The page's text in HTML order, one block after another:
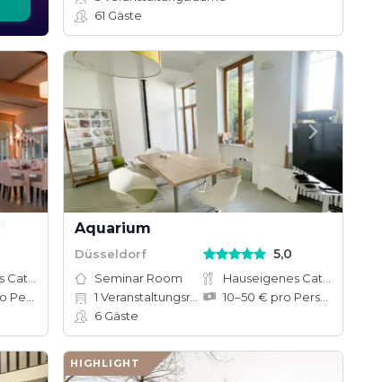
61 Gäste
Aquarium
Düsseldorf 5,0
Seminar Room
1 Veranstaltungsräume
6 Gäste
HIGHLIGHT